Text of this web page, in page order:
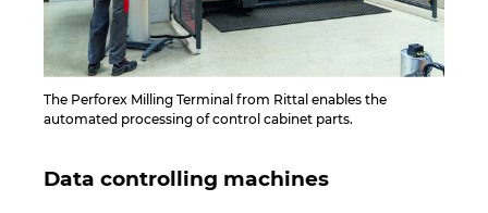
The Perforex Milling Terminal from Rittal enables the
automated processing of control cabinet parts.
Data controlling machines